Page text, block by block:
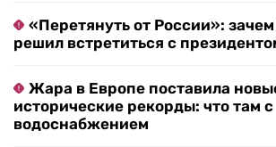
«Перетянуть от России»:
решил встретиться с
Жара в Европе поставила
исторические рекорды: что там с
водоснабжением